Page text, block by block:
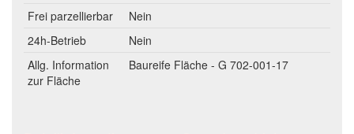
Frei parzellierbar
Nein
24h-Betrieb
Nein
Allg. Information
zur Fläche
Baureife Fläche - G 702-001-17